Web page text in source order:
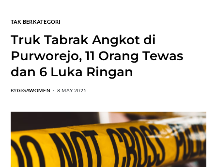
TAK BERKATEGORI
Truk Tabrak Angkot di
Purworejo, 11 Orang Tewas
dan 6 Luka Ringan
BYGIGAWOMEN 8 MAY 2025